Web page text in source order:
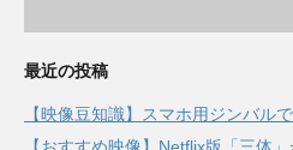
最近の投稿
【映像豆知識】スマホ用ジンバル